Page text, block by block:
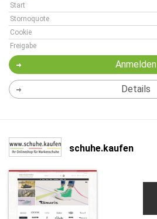
Start
Stornoquote
Cookie
Freigabe
Anmelden
Details
schuhe.kaufen